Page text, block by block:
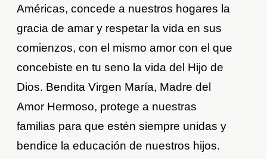
Américas, concede a nuestros hogares la
gracia de amar y respetar la vida en sus
comienzos, con el mismo amor con el que
concebiste en tu seno la vida del Hijo de
Dios. Bendita Virgen María, Madre del
Amor Hermoso, protege a nuestras
familias para que estén siempre unidas y
bendice la educación de nuestros hijos.